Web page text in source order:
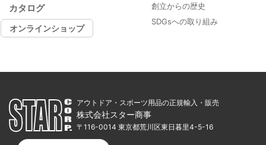
カタログ
オンラインショップ
創立からの歴史
SDGsへの取り組み
アウトドア・スポーツ用品の正規輸入・販売
株式会社スター商事
〒116-0014 東京都荒川区東日暮里4-5-16